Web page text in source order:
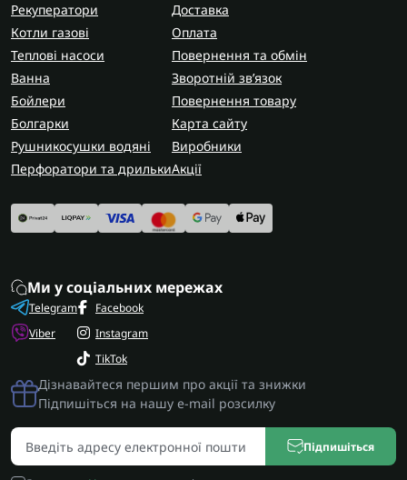
Рекуператори
Котли газові
Теплові насоси
Ванна
Бойлери
Болгарки
Рушникосушки водяні
Перфоратори та дрильки
Доставка
Оплата
Повернення та обмін
Зворотній зв’язок
Повернення товару
Карта сайту
Виробники
Акції
Ми у соціальних мережах
Telegram
Viber
Facebook
Instagram
TikTok
Дізнавайтеся першим про акції та знижки
Підпишіться на нашу e-mail розсилку
Підпишіться